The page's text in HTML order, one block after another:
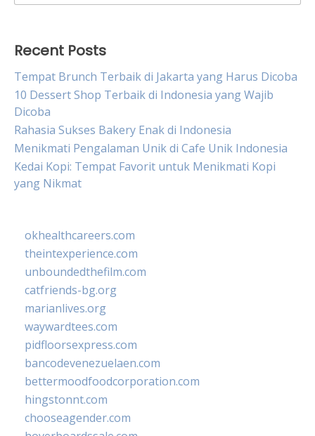
for:
Recent Posts
Tempat Brunch Terbaik di Jakarta yang Harus Dicoba
10 Dessert Shop Terbaik di Indonesia yang Wajib
Dicoba
Rahasia Sukses Bakery Enak di Indonesia
Menikmati Pengalaman Unik di Cafe Unik Indonesia
Kedai Kopi: Tempat Favorit untuk Menikmati Kopi
yang Nikmat
okhealthcareers.com
theintexperience.com
unboundedthefilm.com
catfriends-bg.org
marianlives.org
waywardtees.com
pidfloorsexpress.com
bancodevenezuelaen.com
bettermoodfoodcorporation.com
hingstonnt.com
chooseagender.com